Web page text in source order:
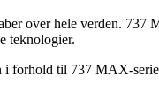
over hele verden. 737
teknologier.
forhold til 737 MAX-